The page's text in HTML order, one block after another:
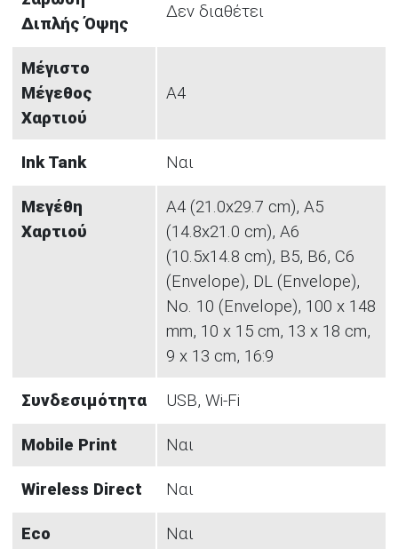
Διπλής Όψης
Δεν διαθέτει
Μέγιστο
Μέγεθος
Χαρτιού
A4
Ink Tank Nαι
Μεγέθη
Χαρτιού
A4 (21.0x29.7 cm), A5
(14.8x21.0 cm), A6
(10.5x14.8 cm), B5, B6, C6
(Envelope), DL (Envelope),
No. 10 (Envelope), 100 x 148
mm, 10 x 15 cm, 13 x 18 cm,
9 x 13 cm, 16:9
Συνδεσιμότητα USB, Wi-Fi
Mobile Print Ναι
Wireless Direct Ναι
Eco Ναι